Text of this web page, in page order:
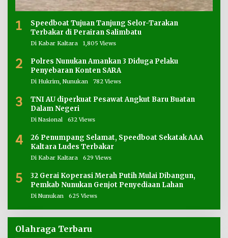
1
Speedboat Tujuan Tanjung Selor-Tarakan
Terbakar di Perairan Salimbatu
Di Kabar Kaltara 1,805 Views
2
Polres Nunukan Amankan 3 Diduga Pelaku
Penyebaran Konten SARA
Di Hukrim, Nunukan 782 Views
3
TNI AU diperkuat Pesawat Angkut Baru Buatan
Dalam Negeri
Di Nasional 632 Views
4
26 Penumpang Selamat, Speedboat Sekatak AAA
Kaltara Ludes Terbakar
Di Kabar Kaltara 629 Views
5
32 Gerai Koperasi Merah Putih Mulai Dibangun,
Pemkab Nunukan Genjot Penyediaan Lahan
Di Nunukan 625 Views
Olahraga Terbaru